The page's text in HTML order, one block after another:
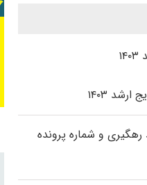
۱۴۰۳
رهگیری و شماره پرونده